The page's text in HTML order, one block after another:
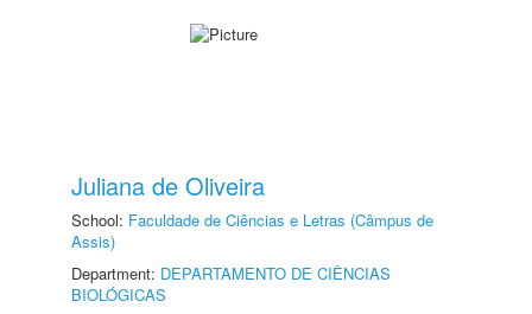
Juliana de Oliveira
School: Faculdade de Ciências e Letras (Câmpus de
Assis)
Department: DEPARTAMENTO DE CIÊNCIAS
BIOLÓGICAS